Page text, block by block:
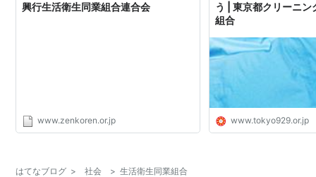
興行生活衛生同業組合連合会
www.zenkoren.or.jp
う | 東京都クリーニ
組合
www.tokyo929.or.jp
はてなブログ > 社会 > 生活衛生同業組合